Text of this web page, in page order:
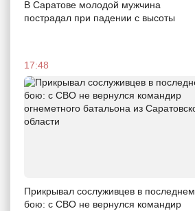
В Саратове молодой мужчина
пострадал при падении с высоты
17:48
Прикрывал сослуживцев в последнем
бою: с СВО не вернулся командир